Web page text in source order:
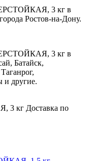
3 кг в
Ростов-на-Дону.
3 кг в
Батайск,
и другие.